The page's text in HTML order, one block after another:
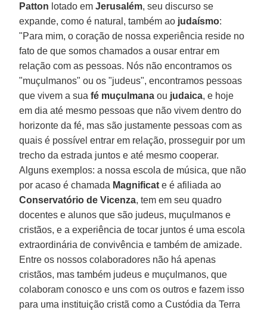
Patton lotado emJerusalém, seu discurso se
expande, como é natural, também ao judaísmo:
"Para mim, o coração de nossa experiência reside no
fato de que somos chamados a ousar entrar em
relação com as pessoas. Nós não encontramos os
"muçulmanos" ou os "judeus", encontramos pessoas
que vivem a suafé muçulmana ou judaica, e hoje
em dia até mesmo pessoas que não vivem dentro do
horizonte da fé, mas são justamente pessoas com as
quais é possível entrar em relação, prosseguir por um
trecho da estrada juntos e até mesmo cooperar.
Alguns exemplos: a nossa escola de música, que não
por acaso é chamada Magnificat e é afiliada ao
Conservatório de Vicenza, tem em seu quadro
docentes e alunos que são judeus, muçulmanos e
cristãos, e a experiência de tocar juntos é uma escola
extraordinária de convivência e também de amizade.
Entre os nossos colaboradores não há apenas
cristãos, mas também judeus e muçulmanos, que
colaboram conosco e uns com os outros e fazem isso
para uma instituição cristã como a Custódia da Terra